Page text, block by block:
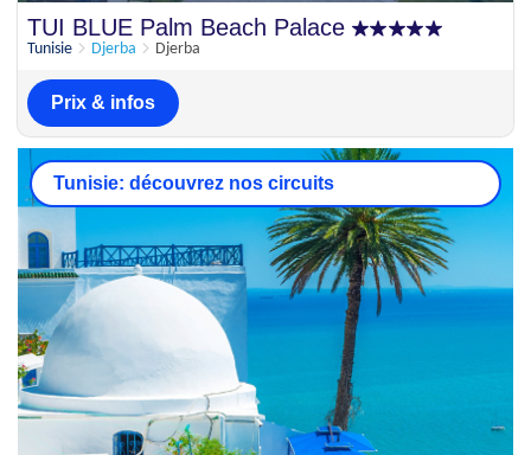
Excellent
TUI BLUE Palm Beach Palace
Tunisie Djerba Djerba
Prix & infos
Tunisie: découvrez nos circuits